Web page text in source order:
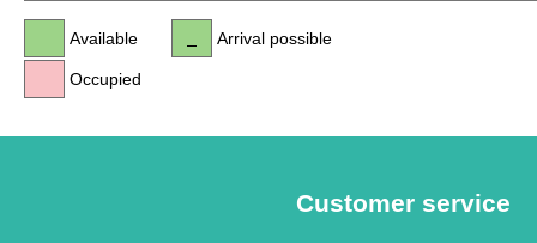
Available
Occupied
Arrival possible
Customer service